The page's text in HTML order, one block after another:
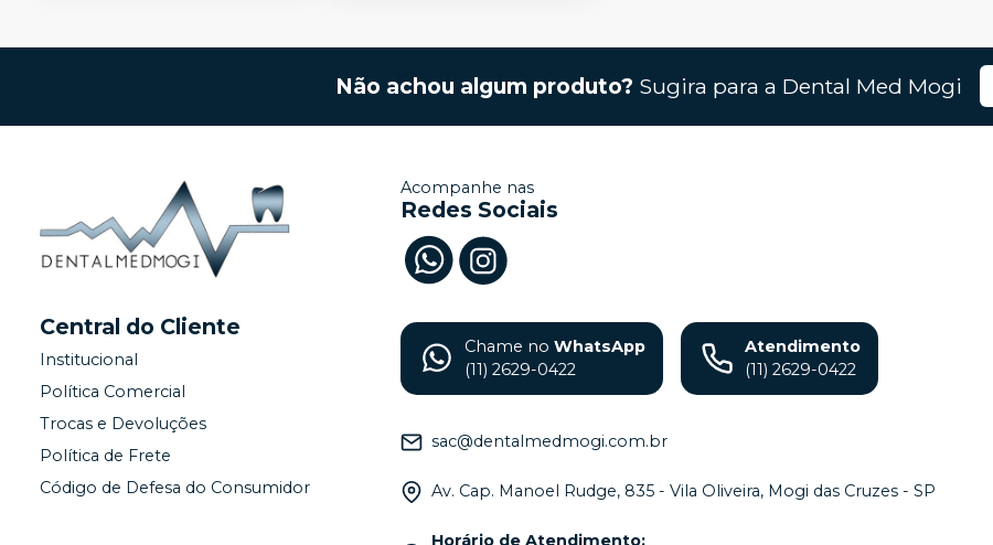
Não achou algum produto? Sugira para a Dental Med Mogi
Central do Cliente
Institucional
Política Comercial
Trocas e Devoluções
Política de Frete
Código de Defesa do Consumidor
Acompanhe nas
Redes Sociais
Chame no WhatsApp
(11) 2629-0422
Atendimento
(11) 2629-0422
sac@dentalmedmogi.com.br
Av. Cap. Manoel Rudge, 835 - Vila Oliveira, Mogi das Cruzes - SP
Horário de Atendimento: